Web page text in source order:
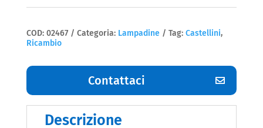
quantità
COD: 02467 Categoria: Lampadine Tag: Castellini,
Ricambio
Contattaci
Descrizione